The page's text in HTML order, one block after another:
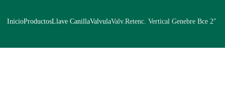
InicioProductosLlave CanillaValvulaValv.Retenc. Vertical Genebre Bce 2″